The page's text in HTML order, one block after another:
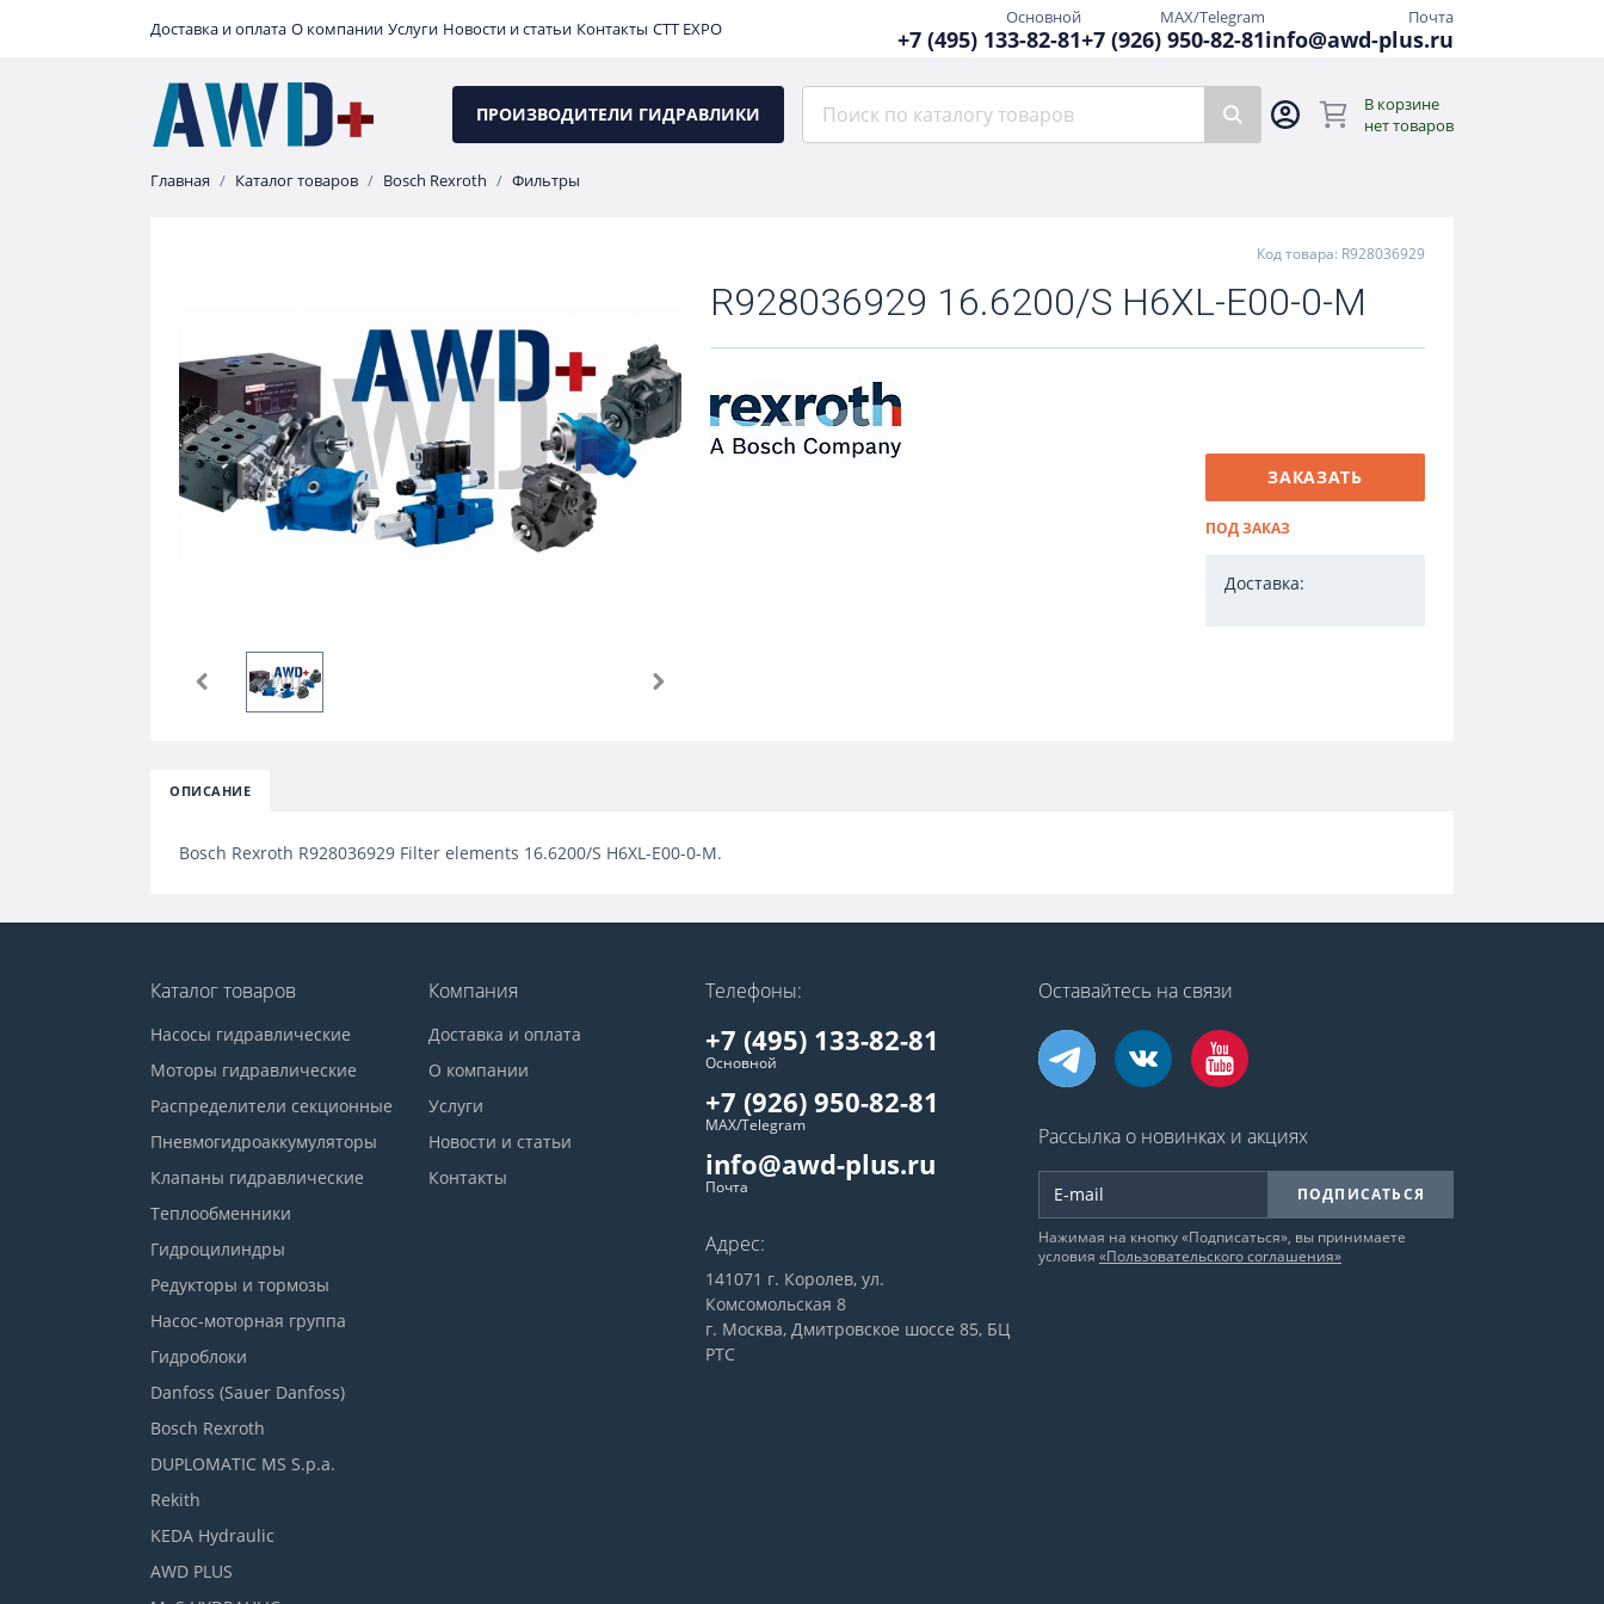
Доставка и оплата О компании Услуги Новости и статьи Контакты CTT EXPO +7 (495) 133-82-81
Основной
+7 (926) 950-82-81
MAX/Telegram
info@awd-plus.ru
Почта
ПРОИЗВОДИТЕЛИ ГИДРАВЛИКИ
В корзине
нет товаров
Главная Каталог товаров Bosch Rexroth Фильтры
Код товара: R928036929
R928036929 16.6200/S H6XL-E00-0-M
ЗАКАЗАТЬ
ПОД ЗАКАЗ
Доставка:
ОПИСАНИЕ
Bosch Rexroth R928036929 Filter elements 16.6200/S H6XL-E00-0-M.
Каталог товаров
Насосы гидравлические
Моторы гидравлические
Распределители секционные
Пневмогидроаккумуляторы
Клапаны гидравлические
Теплообменники
Гидроцилиндры
Редукторы и тормозы
Насос-моторная группа
Гидроблоки
Danfoss (Sauer Danfoss)
Bosch Rexroth
DUPLOMATIC MS S.p.a.
Rekith
KEDA Hydraulic
AWD PLUS
Компания
Доставка и оплата
О компании
Услуги
Новости и статьи
Контакты
Телефоны:
+7 (495) 133-82-81
Основной
+7 (926) 950-82-81
MAX/Telegram
info@awd-plus.ru
Почта
Адрес:
141071 г. Королев, ул.
Комсомольская 8
г. Москва, Дмитровское шоссе 85, БЦ
РТС
Оставайтесь на связи
Рассылка о новинках и акциях
ПОДПИСАТЬСЯ
Нажимая на кнопку «Подписаться», вы принимаете
условия «Пользовательского соглашения»